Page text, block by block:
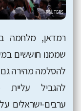
רמדאן, מלחמה
שממנו חוששים
להסלמה מהירה גם
להגביל עליית
ערבים-ישראלים